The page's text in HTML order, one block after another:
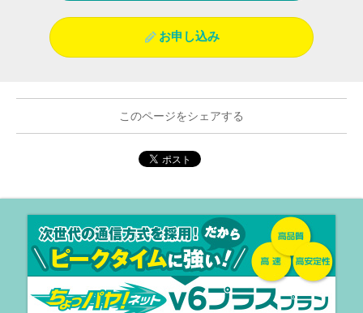
お申し込み
このページをシェアする